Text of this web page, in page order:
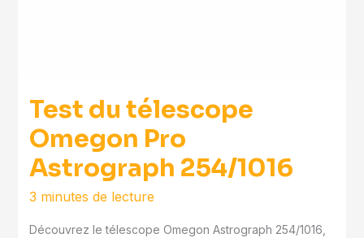
Test du télescope
Omegon Pro
Astrograph 254/1016
3 minutes de lecture
Découvrez le télescope Omegon Astrograph 254/1016,